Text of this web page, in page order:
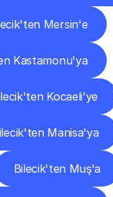
Mersin'e
Kastamonu'ya
Kocaeli'ye
Manisa'ya
Bilecik'ten Muş'a